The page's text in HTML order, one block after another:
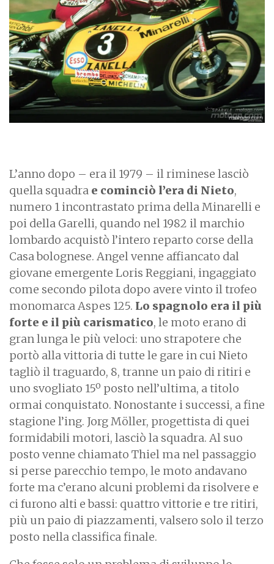
L’anno dopo – era il 1979 – il riminese lasciò
quella squadra e cominciò l’era di Nieto,
numero 1 incontrastato prima della Minarelli e
poi della Garelli, quando nel 1982 il marchio
lombardo acquistò l’intero reparto corse della
Casa bolognese. Angel venne affiancato dal
giovane emergente Loris Reggiani, ingaggiato
come secondo pilota dopo avere vinto il trofeo
monomarca Aspes 125. Lo spagnolo era il più
forte e il più carismatico, le moto erano di
gran lunga le più veloci: uno strapotere che
portò alla vittoria di tutte le gare in cui Nieto
tagliò il traguardo, 8, tranne un paio di ritiri e
uno svogliato 15º posto nell’ultima, a titolo
ormai conquistato. Nonostante i successi, a fine
stagione l’ing. Jorg Möller, progettista di quei
formidabili motori, lasciò la squadra. Al suo
posto venne chiamato Thiel ma nel passaggio
si perse parecchio tempo, le moto andavano
forte ma c’erano alcuni problemi da risolvere e
ci furono alti e bassi: quattro vittorie e tre ritiri,
più un paio di piazzamenti, valsero solo il terzo
posto nella classifica finale.